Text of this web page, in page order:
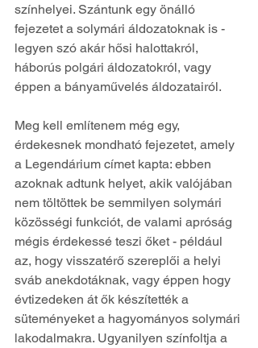
színhelyei. Szántunk egy önálló
fejezetet a solymári áldozatoknak is -
legyen szó akár hősi halottakról,
háborús polgári áldozatokról, vagy
éppen a bányaművelés áldozatairól.
Meg kell említenem még egy,
érdekesnek mondható fejezetet, amely
a Legendárium címet kapta: ebben
azoknak adtunk helyet, akik valójában
nem töltöttek be semmilyen solymári
közösségi funkciót, de valami apróság
mégis érdekessé teszi őket - például
az, hogy visszatérő szereplői a helyi
sváb anekdotáknak, vagy éppen hogy
évtizedeken át ők készítették a
süteményeket a hagyományos solymári
lakodalmakra. Ugyanilyen színfoltja a